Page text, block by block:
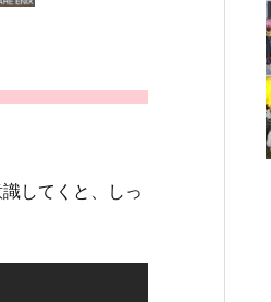
してくと、しっ